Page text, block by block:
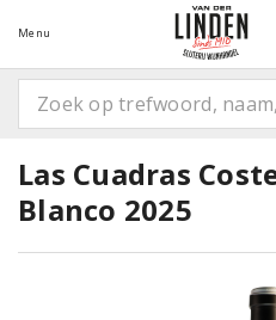
Menu
Las Cuadras
Blanco 2025